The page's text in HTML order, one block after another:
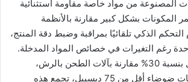
المصنوعة من مواد خاصة مقاومة استثنائية
المكونات بشكل كبير مقارنة بالأنظمة
التحكم الذكي تلقائيًا بمراقبة وضبط دقة المنتج،
رغم التغيرات في خصائص المواد المدخلة.
وباستهلاك طاقة أقل بنسبة 30% مقارنة بآلات الطحن بالرش،
بالإضافة إلى مستويات ضوضاء أقل من 75 ديسيبل، تجمع هذه